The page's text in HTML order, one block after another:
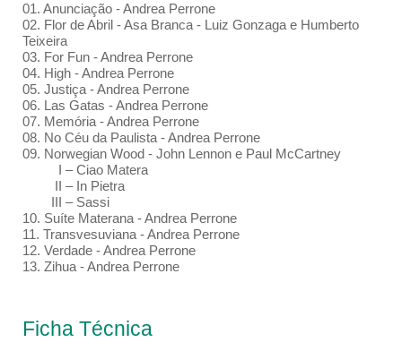
01.⁠ ⁠Anunciação - Andrea Perrone
02.⁠ ⁠Flor de Abril - Asa Branca - Luiz Gonzaga e Humberto
Teixeira
03.⁠ ⁠For Fun - Andrea Perrone
04.⁠ High - Andrea Perrone
05.⁠ ⁠Justiça - Andrea Perrone
06.⁠ Las Gatas - Andrea Perrone
07.⁠ ⁠Memória - Andrea Perrone
08.⁠ ⁠No Céu da Paulista - Andrea Perrone
09.⁠ Norwegian Wood - John Lennon e Paul McCartney
I – Ciao Matera
II – In Pietra
III – Sassi
10.⁠ ⁠Suíte Materana - Andrea Perrone
11.⁠ ⁠Transvesuviana - Andrea Perrone
12.⁠ ⁠Verdade - Andrea Perrone
13. Zihua - Andrea Perrone
Ficha Técnica